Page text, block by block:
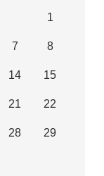
1
7 8
14 15
21 22
28 29